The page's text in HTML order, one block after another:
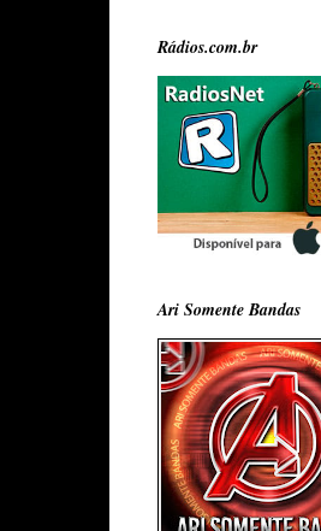
Rádios.com.br
Ari Somente Bandas